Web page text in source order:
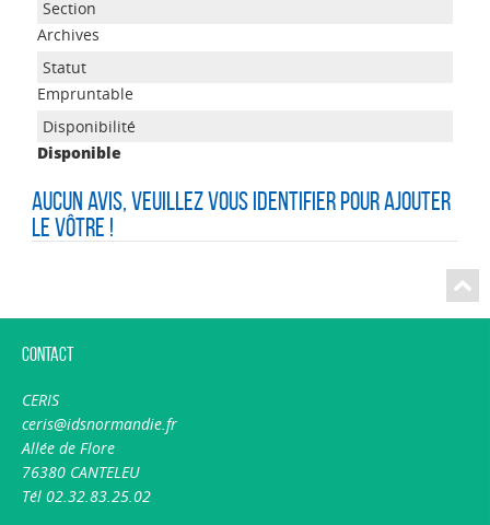
Archives
Empruntable
Disponible
Aucun avis, veuillez vous identifier pour ajouter
le vôtre !
Contact
CERIS
ceris@idsnormandie.fr
Allée de Flore
76380 CANTELEU
Tél 02.32.83.25.02